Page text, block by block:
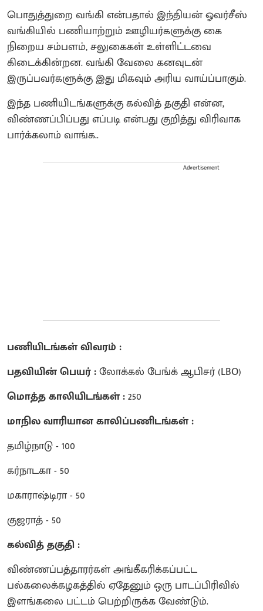
பொதுத்துறை வங்கி என்பதால் இந்தியன் ஓவர்சீஸ்
வங்கியில் பணியாற்றும் ஊழியர்களுக்கு கை
நிறைய சம்பளம், சலுகைகள் உள்ளிட்டவை
கிடைக்கின்றன. வங்கி வேலை கனவுடன்
இருப்பவர்களுக்கு இது மிகவும் அரிய வாய்ப்பாகும்.
இந்த பணியிடங்களுக்கு கல்வித் தகுதி என்ன,
விண்ணப்பிப்பது எப்படி என்பது குறித்து விரிவாக
பார்க்கலாம் வாங்க..
Advertisement
பணியிடங்கள் விவரம் :
பதவியின் பெயர் :லோக்கல் பேங்க் ஆபிசர் (LBO)
மொத்த காலியிடங்கள் :250
மாநில வாரியான காலிப்பணிடங்கள் :
தமிழ்நாடு - 100
கர்நாடகா - 50
மகாராஷ்டிரா - 50
குஜராத் - 50
கல்வித் தகுதி :
விண்ணப்பத்தாரர்கள் அங்கீகரிக்கப்பட்ட
பல்கலைக்கழகத்தில் ஏதேனும் ஒரு பாடப்பிரிவில்
இளங்கலை பட்டம் பெற்றிருக்க வேண்டும்.